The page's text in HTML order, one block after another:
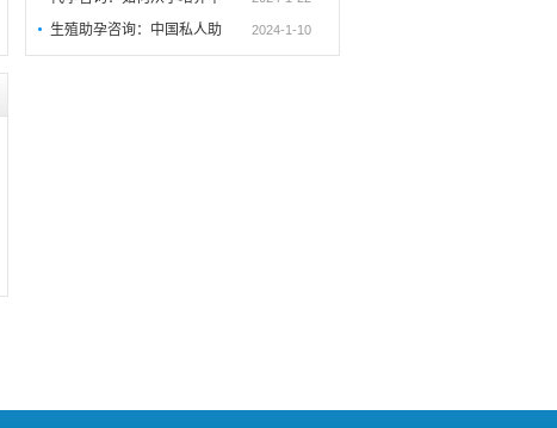
生殖助孕咨询：中国私人助 2024-1-10